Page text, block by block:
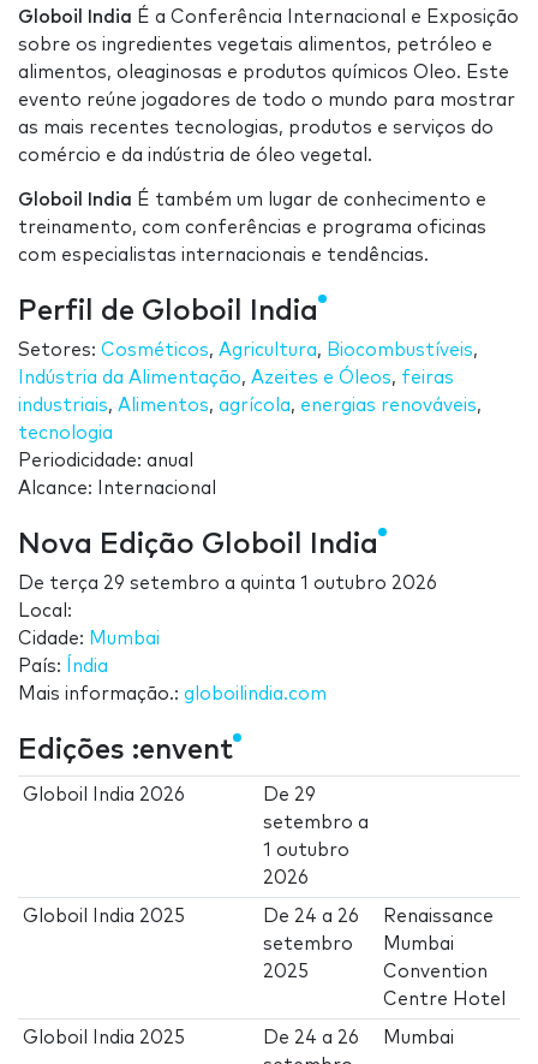
Globoil India É a Conferência Internacional e Exposição
sobre os ingredientes vegetais alimentos, petróleo e
alimentos, oleaginosas e produtos químicos Oleo. Este
evento reúne jogadores de todo o mundo para mostrar
as mais recentes tecnologias, produtos e serviços do
comércio e da indústria de óleo vegetal.
Globoil India É também um lugar de conhecimento e
treinamento, com conferências e programa oficinas
com especialistas internacionais e tendências.
Perfil de Globoil India
Setores: Cosméticos, Agricultura, Biocombustíveis,
Indústria da Alimentação, Azeites e Óleos, feiras
industriais, Alimentos, agrícola, energias renováveis,
tecnologia
Periodicidade: anual
Alcance: Internacional
Nova Edição Globoil India
De terça 29 setembro a quinta 1 outubro 2026
Local:
Cidade: Mumbai
País:
Índia
Mais informação.: globoilindia.com
Edições :envent
Globoil India 2026 De 29
setembro a
1 outubro
2026
Globoil India 2025 De 24 a 26
setembro
2025
Renaissance
Mumbai
Convention
Centre Hotel
Globoil India 2025 De 24 a 26
Mumbai